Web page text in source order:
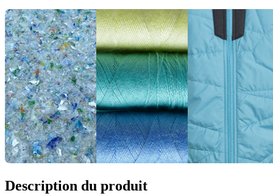
Description du produit